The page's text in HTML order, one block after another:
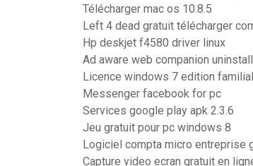
Télécharger mac os 10.8.5
Left 4 dead gratuit télécharger
Hp deskjet f4580 driver linux
Ad aware web companion uninstall
Licence windows 7 edition
Messenger facebook for pc
Services google play apk 2.3.6
Jeu gratuit pour pc windows 8
Logiciel compta micro entreprise
Capture video ecran gratuit en